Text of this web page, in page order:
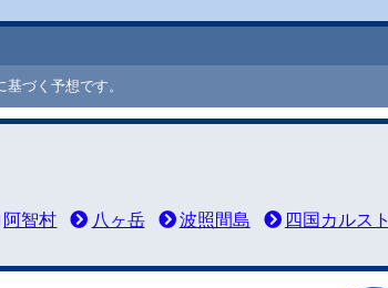
づく予想です。
阿智村 八ヶ岳 波照間島 四国カルスト